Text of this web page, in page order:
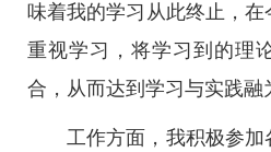
味着我的学习从此终止，
重视学习，将学习到的理
合，从而达到学习与实践融
工作方面，我积极参加